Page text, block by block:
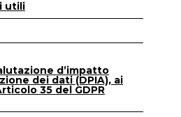
utili
d’impatto
dei dati (DPIA), ai
35 del GDPR